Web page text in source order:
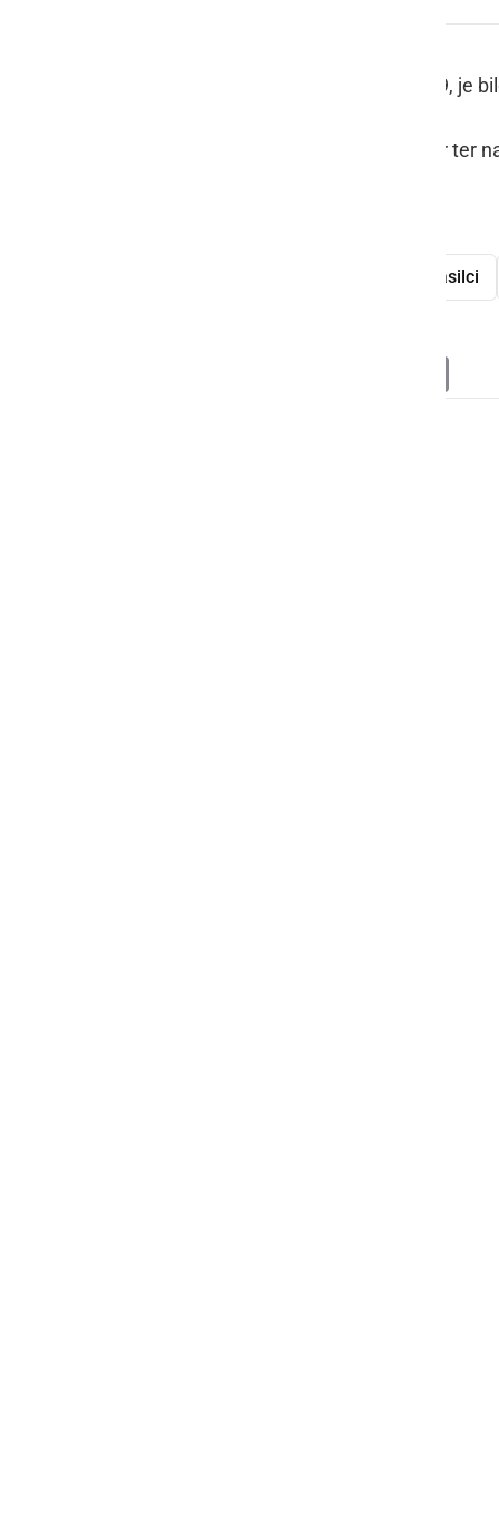
V ponedeljek, 4. novembra, ob 19:39, je
Posredovali so gasilci PGD Ljutomer
gasilci